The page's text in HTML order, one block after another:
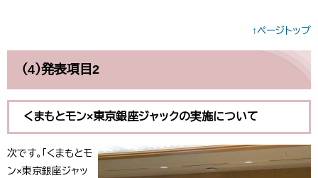
↑ページトップ​
（4）発表項目2
くまもとモン×東京銀座ジャックの実施について
次です。「くまもとモ
ン×東京銀座ジャッ